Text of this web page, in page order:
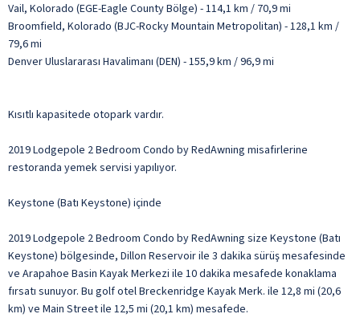
Vail, Kolorado (EGE-Eagle County Bölge) - 114,1 km / 70,9 mi
Broomfield, Kolorado (BJC-Rocky Mountain Metropolitan) - 128,1 km /
79,6 mi
Denver Uluslararası Havalimanı (DEN) - 155,9 km / 96,9 mi
Kısıtlı kapasitede otopark vardır.
2019 Lodgepole 2 Bedroom Condo by RedAwning misafirlerine
restoranda yemek servisi yapılıyor.
Keystone (Batı Keystone) içinde
2019 Lodgepole 2 Bedroom Condo by RedAwning size Keystone (Batı
Keystone) bölgesinde, Dillon Reservoir ile 3 dakika sürüş mesafesinde
ve Arapahoe Basin Kayak Merkezi ile 10 dakika mesafede konaklama
fırsatı sunuyor. Bu golf otel Breckenridge Kayak Merk. ile 12,8 mi (20,6
km) ve Main Street ile 12,5 mi (20,1 km) mesafede.